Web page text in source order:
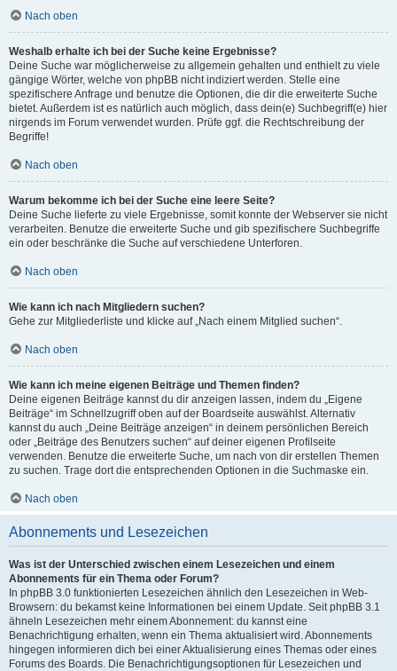
Nach oben
Weshalb erhalte ich bei der Suche keine Ergebnisse?
Deine Suche war möglicherweise zu allgemein gehalten und enthielt zu viele
gängige Wörter, welche von phpBB nicht indiziert werden. Stelle eine
spezifischere Anfrage und benutze die Optionen, die dir die erweiterte Suche
bietet. Außerdem ist es natürlich auch möglich, dass dein(e) Suchbegriff(e) hier
nirgends im Forum verwendet wurden. Prüfe ggf. die Rechtschreibung der
Begriffe!
Nach oben
Warum bekomme ich bei der Suche eine leere Seite?
Deine Suche lieferte zu viele Ergebnisse, somit konnte der Webserver sie nicht
verarbeiten. Benutze die erweiterte Suche und gib spezifischere Suchbegriffe
ein oder beschränke die Suche auf verschiedene Unterforen.
Nach oben
Wie kann ich nach Mitgliedern suchen?
Gehe zur Mitgliederliste und klicke auf „Nach einem Mitglied suchen“.
Nach oben
Wie kann ich meine eigenen Beiträge und Themen finden?
Deine eigenen Beiträge kannst du dir anzeigen lassen, indem du „Eigene
Beiträge“ im Schnellzugriff oben auf der Boardseite auswählst. Alternativ
kannst du auch „Deine Beiträge anzeigen“ in deinem persönlichen Bereich
oder „Beiträge des Benutzers suchen“ auf deiner eigenen Profilseite
verwenden. Benutze die erweiterte Suche, um nach von dir erstellen Themen
zu suchen. Trage dort die entsprechenden Optionen in die Suchmaske ein.
Nach oben
Abonnements und Lesezeichen
Was ist der Unterschied zwischen einem Lesezeichen und einem
Abonnements für ein Thema oder Forum?
In phpBB 3.0 funktionierten Lesezeichen ähnlich den Lesezeichen in Web-
Browsern: du bekamst keine Informationen bei einem Update. Seit phpBB 3.1
ähneln Lesezeichen mehr einem Abonnement: du kannst eine
Benachrichtigung erhalten, wenn ein Thema aktualisiert wird. Abonnements
hingegen informieren dich bei einer Aktualisierung eines Themas oder eines
Forums des Boards. Die Benachrichtigungsoptionen für Lesezeichen und